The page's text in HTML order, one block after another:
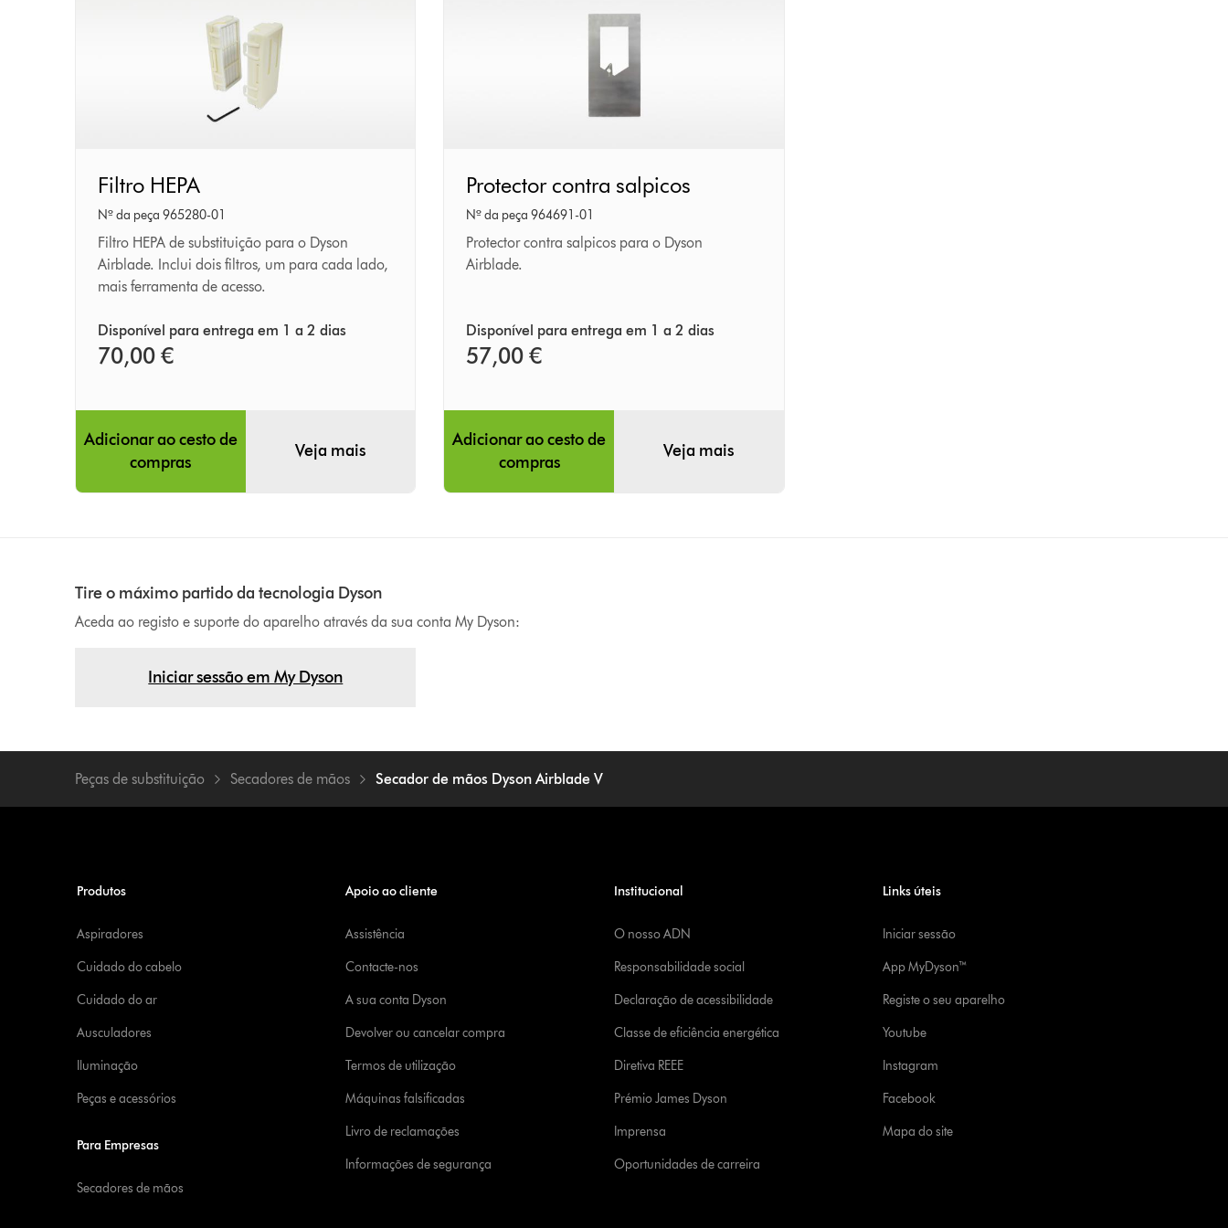
HEPA
Filtro HEPA
Nº da peça 965280-01
Filtro HEPA de substituição para o Dyson
Airblade. Inclui dois filtros, um para cada lado,
mais ferramenta de acesso.
Disponível para entrega em 1 a 2 dias
70,00 €
Adicionar ao cesto de
compras
Veja mais
contra
salpicos
Protector contra salpicos
Nº da peça 964691-01
Protector contra salpicos para o Dyson
Airblade.
Disponível para entrega em 1 a 2 dias
57,00 €
Adicionar ao cesto de
compras
Veja mais
Tire o máximo partido da tecnologia Dyson
Aceda ao registo e suporte do aparelho através da sua conta My Dyson:
Iniciar sessão em My Dyson
Peças de substituição Secadores de mãos Secador de mãos Dyson Airblade V
Produtos
Aspiradores
Cuidado do cabelo
Cuidado do ar
Ausculadores
Iluminação
Peças e acessórios
Para Empresas
Secadores de mãos
Apoio ao cliente
Assistência
Contacte-nos
A sua conta Dyson
Devolver ou cancelar compra
Termos de utilização
Máquinas falsificadas
Livro de reclamações
Informações de segurança
Institucional
O nosso ADN
Responsabilidade social
Declaração de acessibilidade
Classe de eficiência energética
Diretiva REEE
Prémio James Dyson
Imprensa
Oportunidades de carreira
Links úteis
Iniciar sessão
App MyDyson™
Registe o seu aparelho
Youtube
Instagram
Facebook
Mapa do site